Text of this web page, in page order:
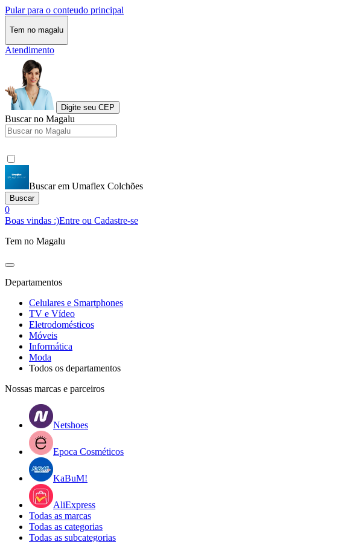
Pular para o conteudo principal
Tem no magalu
Atendimento
Digite seu CEP
Buscar no Magalu
Buscar em Umaflex Colchões
Buscar
0
Boas vindas :)Entre ou Cadastre-se
Tem no Magalu
Departamentos
Celulares e Smartphones
TV e Vídeo
Eletrodomésticos
Móveis
Informática
Moda
Todos os departamentos
Nossas marcas e parceiros
Netshoes
Epoca Cosméticos
KaBuM!
AliExpress
Todas as marcas
Todas as categorias
Todas as subcategorias